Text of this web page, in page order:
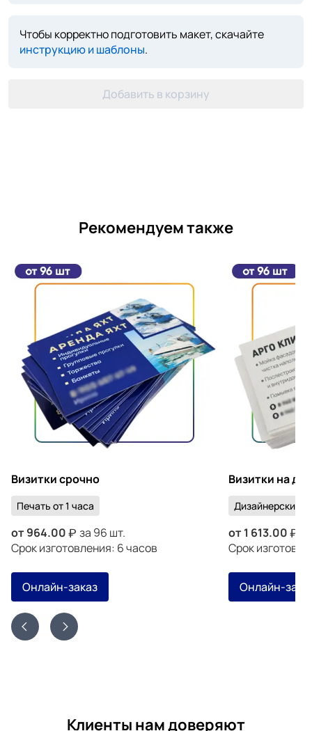
Чтобы корректно подготовить макет, скачайте
инструкцию и шаблоны.
Добавить в корзину
Рекомендуем также
Визитки срочно
Печать от 1 часа
от964.00
за 96 шт.
Срок изготовления: 6 часов
Онлайн-заказ
Визитки на
Дизайнерский
от 1 613.00
Срок
Онлайн-
Клиенты нам доверяют